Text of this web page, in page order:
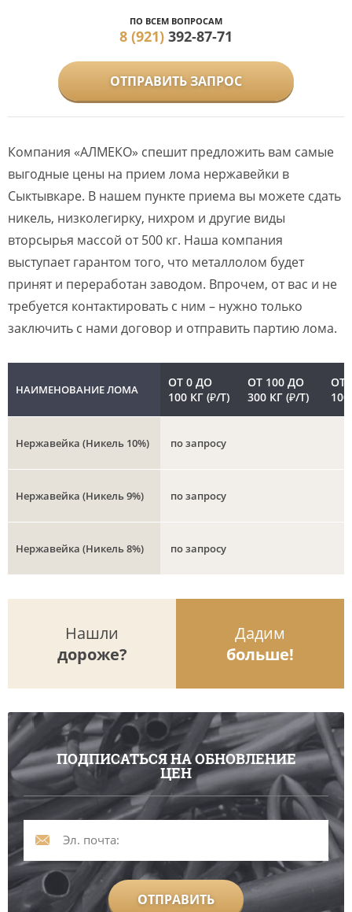
ПО ВСЕМ ВОПРОСАМ
8 (921) 392-87-71
ОТПРАВИТЬ ЗАПРОС
Компания «АЛМЕКО» спешит предложить вам самые
выгодные цены на прием лома нержавейки в
Сыктывкаре. В нашем пункте приема вы можете сдать
никель, низколегирку, нихром и другие виды
вторсырья массой от 500 кг. Наша компания
выступает гарантом того, что металлолом будет
принят и переработан заводом. Впрочем, от вас и не
требуется контактировать с ним – нужно только
заключить с нами договор и отправить партию лома.
НАИМЕНОВАНИЕ ЛОМА
ОТ 0 ДО
100 КГ (₽/Т)
ОТ 100 ДО
300 КГ (₽/Т)
ОТ
Нержавейка (Никель 10%) по запросу
Нержавейка (Никель 9%) по запросу
Нержавейка (Никель 8%) по запросу
Нашли
дороже?
Дадим
больше!
ПОДПИСАТЬСЯ НА ОБНОВЛЕНИЕ
ЦЕН
ОТПРАВИТЬ